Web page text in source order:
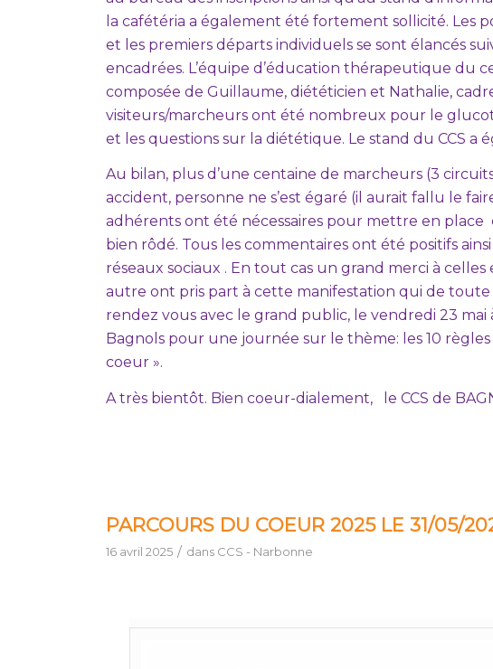
la cafétéria a également été fortement sollicité. Les
et les premiers départs individuels se sont élancés
encadrées. L’équipe d’éducation thérapeutique du
composée de Guillaume, diététicien et Nathalie,
visiteurs/marcheurs ont été nombreux pour le
et les questions sur la diététique. Le stand du CCS a
Au bilan, plus d’une centaine de marcheurs (3
accident, personne ne s’est égaré (il aurait fallu le
adhérents ont été nécessaires pour mettre en place
bien rôdé. Tous les commentaires ont été positifs
réseaux sociaux . En tout cas un grand merci à
autre ont pris part à cette manifestation qui de
rendez vous avec le grand public, le vendredi 23
Bagnols pour une journée sur le thème: les 10
coeur ».
A très bientôt. Bien coeur-dialement, le CCS de
PARCOURS DU COEUR 2025 LE 31/05/
16 avril 2025 / dans CCS - Narbonne